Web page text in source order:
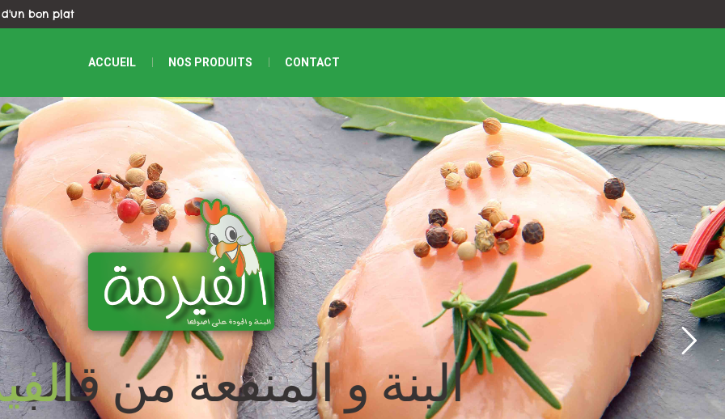
d'un bon plat
ACCUEIL NOS PRODUITS CONTACT
البنة و المنفعة من قلب